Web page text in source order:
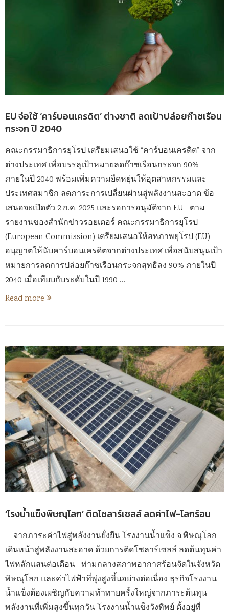
EU จ่อใช้ ‘คาร์บอนเครดิต’ ต่างชาติ ลดเป้าปล่อยก๊าซเรือน
กระจก ปี 2040
คณะกรรมาธิการยุโรป เตรียมเสนอใช้ “คาร์บอนเครดิต” จาก
ต่างประเทศ เพื่อบรรลุเป้าหมายลดก๊าซเรือนกระจก 90%
ภายในปี 2040 พร้อมเพิ่มความยืดหยุ่นให้อุตสาหกรรมและ
ประเทศสมาชิก ลดภาระการเปลี่ยนผ่านสู่พลังงานสะอาด ข้อ
เสนอจะเปิดตัว 2 ก.ค. 2025 และรอการอนุมัติจาก EU ตาม
รายงานของสำนักข่าวรอยเตอร์ คณะกรรมาธิการยุโรป
(European Commission) เตรียมเสนอให้สหภาพยุโรป (EU)
อนุญาตให้นับคาร์บอนเครดิตจากต่างประเทศ เพื่อสนับสนุนเป้า
หมายการลดการปล่อยก๊าซเรือนกระจกสุทธิลง 90% ภายในปี
2040 เมื่อเทียบกับระดับในปี 1990 …
Read more
‘โรงน้ำแข็งพิษณุโลก’ ติดโซลาร์เซลล์ ลดค่าไฟ-โลกร้อน
จากภาระค่าไฟสู่พลังงานยั่งยืน โรงงานน้ำแข็ง จ.พิษณุโลก
เดินหน้าสู่พลังงานสะอาด ด้วยการติดโซลาร์เซลล์ ลดต้นทุนค่า
ไฟหลักแสนต่อเดือน ท่ามกลางสภาพอากาศร้อนจัดในจังหวัด
พิษณุโลก และค่าไฟฟ้าที่พุ่งสูงขึ้นอย่างต่อเนื่อง ธุรกิจโรงงาน
น้ำแข็งต้องเผชิญกับความท้าทายครั้งใหญ่จากภาระต้นทุน
พลังงานที่เพิ่มสูงขึ้นทุกวัน โรงงานน้ำแข็งวังทิพย์ ตั้งอยู่ที่